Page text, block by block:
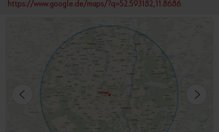
https://www.google.de/maps/?q=52.593182,11.8686